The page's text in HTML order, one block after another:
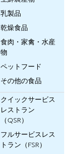
乳製品
乾燥食品
食肉・家禽・水産
物
ペットフード
その他の食品
クイックサービス
レストラン
（QSR）
フルサービスレス
トラン（FSR）